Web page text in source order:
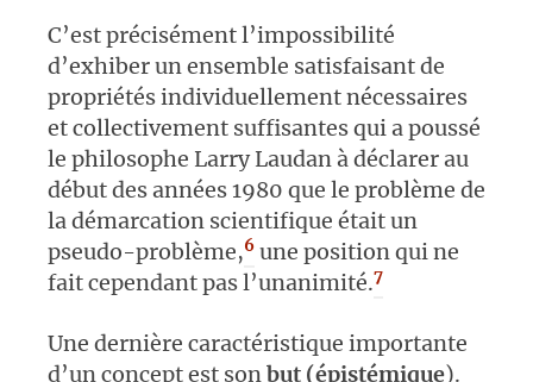
C’est précisément l’impossibilité
d’exhiber un ensemble satisfaisant de
propriétés individuellement nécessaires
et collectivement suffisantes qui a poussé
le philosophe Larry Laudan à déclarer au
début des années 1980 que le problème de
la démarcation scientifique était un
pseudo-problème,6 une position qui ne
fait cependant pas l’unanimité.7
Une dernière caractéristique importante
d’un concept est son but (épistémique).